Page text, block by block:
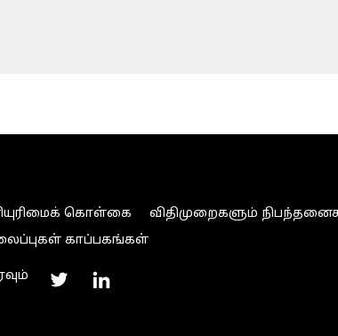
கொள்கை விதிமுறைகளும்
காப்பகங்கள்